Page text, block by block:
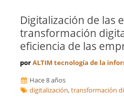
Digitalización de las
transformación
eficiencia de las
porALTIM tecnología de la
Hace 8 años
digitalización,transformación